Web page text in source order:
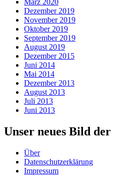
März 2020
Dezember 2019
November 2019
Oktober 2019
September 2019
August 2019
Dezember 2015
Juni 2014
Mai 2014
Dezember 2013
August 2013
Juli 2013
Juni 2013
Unser neues Bild
Über
Datenschutzerklärung
Impressum